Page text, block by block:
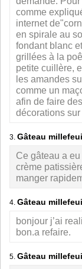
comme
internet
en spirale au
fondant blanc
grillées à la
petite cuillère,
les amandes
comme un
afin de faire
décorations
3. Gâteau
Ce gâteau a
crème
manger
4. Gâteau
bonjour j’ai
bon.a refaire.
5. Gâteau